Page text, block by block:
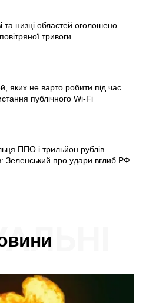
та низці областей оголошено
тривоги
яких не варто робити під час
публічного Wi-Fi
ППО і трильйон рублів
Зеленський про удари вглиб РФ